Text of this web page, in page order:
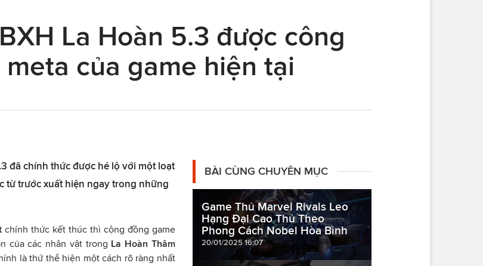
La Hoàn 5.3 được công
của game hiện tại
đã chính thức được hé lộ với một loạt
từ trước xuất hiện ngay trong những
chính thức kết thúc thì cộng đồng game
của các nhân vật trong La Hoàn Thâm
là thứ thể hiện một cách rõ ràng nhất
BÀI CÙNG CHUYÊN MỤC
Game Thủ Marvel Rivals Leo
Hạng Đại Cao Thủ Theo
Phong Cách Nobel Hòa Bình
20/01/2025 16:07